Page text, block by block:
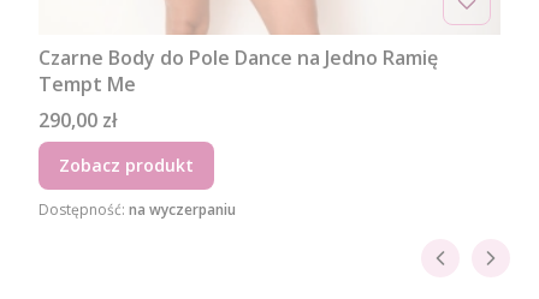
Czarne Body do Pole Dance na Jedno Ramię
Tempt Me
Cena
290,00 zł
Zobacz produkt
Dostępność: na wyczerpaniu